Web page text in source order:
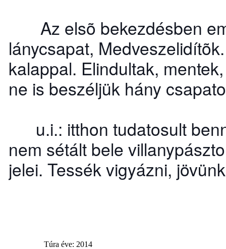
Az elsõ bekezdésben
lánycsapat,
kalappal. Elindultak,
ne is beszéljük hány
u.i.: itthon tudatosult
nem sétált bele
jelei. Tessék vigyázni,
Túra éve: 2014